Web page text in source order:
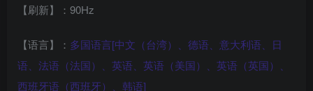
【刷新】：90Hz
【语言】： 多国语言[中文（台湾）、德语、意大利语、日
语、法语（法国）、英语、英语（美国）、英语（英国）、
西班牙语（西班牙）、韩语]